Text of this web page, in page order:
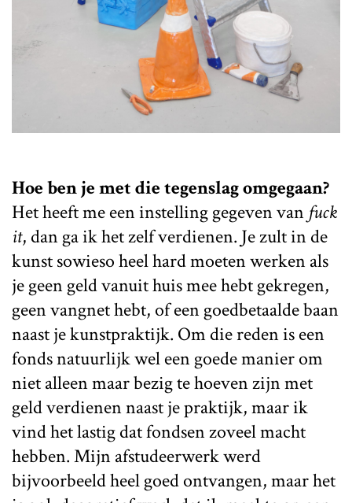
Hoe ben je met die tegenslag omgegaan?
Het heeft me een instelling gegeven van fuck
it, dan ga ik het zelf verdienen. Je zult in de
kunst sowieso heel hard moeten werken als
je geen geld vanuit huis mee hebt gekregen,
geen vangnet hebt, of een goedbetaalde baan
naast je kunstpraktijk. Om die reden is een
fonds natuurlijk wel een goede manier om
niet alleen maar bezig te hoeven zijn met
geld verdienen naast je praktijk, maar ik
vind het lastig dat fondsen zoveel macht
hebben. Mijn afstudeerwerk werd
bijvoorbeeld heel goed ontvangen, maar het